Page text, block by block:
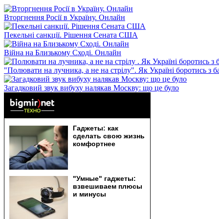
Вторгнення Росії в Україну. Онлайн
Пекельні санкції. Рішення Сената США
Війна на Близькому Сході. Онлайн
"Полювати на лучника, а не на стрілу". Як Україні боротись з
Загадковий звук вибуху налякав Москву: що це було